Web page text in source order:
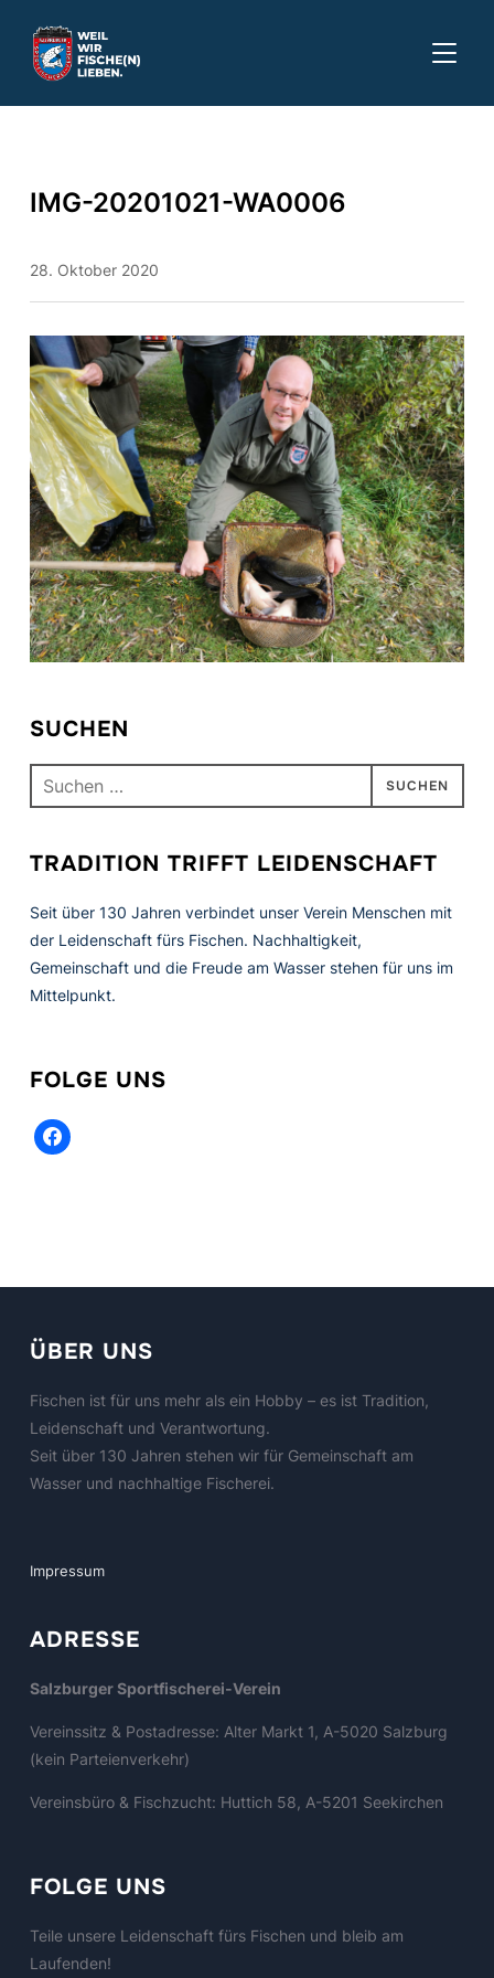
IMG-20201021-WA0006
28. Oktober 2020
SUCHEN
Suchen
nach:
TRADITION TRIFFT LEIDENSCHAFT
Seit über 130 Jahren verbindet unser Verein Menschen mit
der Leidenschaft fürs Fischen. Nachhaltigkeit,
Gemeinschaft und die Freude am Wasser stehen für uns im
Mittelpunkt.
FOLGE UNS
facebook
ÜBER UNS
Fischen ist für uns mehr als ein Hobby – es ist Tradition,
Leidenschaft und Verantwortung.
Seit über 130 Jahren stehen wir für Gemeinschaft am
Wasser und nachhaltige Fischerei.
Impressum
ADRESSE
Salzburger Sportfischerei-Verein
Vereinssitz & Postadresse: Alter Markt 1, A-5020 Salzburg
(kein Parteienverkehr)
Vereinsbüro & Fischzucht: Huttich 58, A-5201 Seekirchen
FOLGE UNS
Teile unsere Leidenschaft fürs Fischen und bleib am
Laufenden!